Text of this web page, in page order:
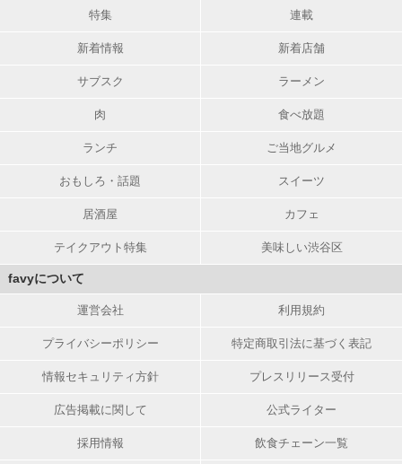
特集 連載
新着情報 新着店舗
サブスク ラーメン
肉 食べ放題
ランチ ご当地グルメ
おもしろ・話題 スイーツ
居酒屋 カフェ
テイクアウト特集 美味しい渋谷区
favyについて
運営会社 利用規約
プライバシーポリシー 特定商取引法に基づく表記
情報セキュリティ方針 プレスリリース受付
広告掲載に関して 公式ライター
採用情報 飲食チェーン一覧